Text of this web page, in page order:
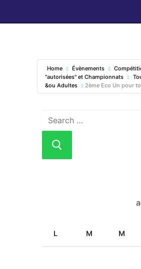
Home Évènements
"autorisées" et Championnats
&ou Adultes
2ème Eco Un pour
L M M